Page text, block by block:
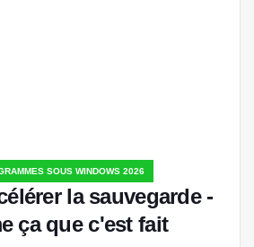
SOUS WINDOWS 2026
la sauvegarde -
ça que c'est fait